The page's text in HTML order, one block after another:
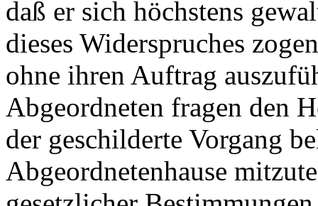
daß er sich höchstens
dieses Widerspruches
ohne ihren Auftrag
Abgeordneten fragen den
der geschilderte Vorgang
Abgeordnetenhause